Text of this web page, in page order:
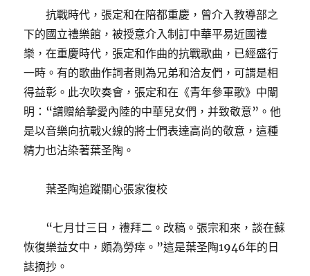
抗戰時代，張定和在陪都重慶，曾介入教導部之
下的國立禮樂館，被授意介入制訂中華平易近國禮
樂，在重慶時代，張定和作曲的抗戰歌曲，已經盛行
一時。有的歌曲作詞者則為兄弟和洽友們，可謂是相
得益彰。此次吹奏會，張定和在《青年參軍歌》中闡
明：“譜贈給摯愛內陸的中華兒女們，并致敬意”。他
是以音樂向抗戰火線的將士們表達高尚的敬意，這種
精力也沾染著葉圣陶。
葉圣陶追蹤關心張家復校
“七月廿三日，禮拜二。改稿。張宗和來，談在蘇
恢復樂益女中，頗為勞瘁。”這是葉圣陶1946年的日
誌摘抄。